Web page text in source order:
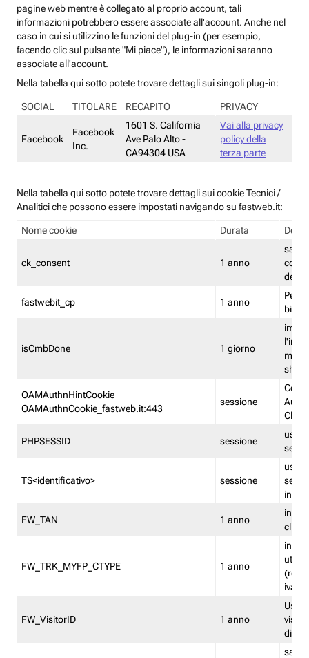
pagine web mentre è collegato al proprio account, tali
informazioni potrebbero essere associate all'account. Anche nel
caso in cui si utilizzino le funzioni del plug-in (per esempio,
facendo clic sul pulsante "Mi piace"), le informazioni saranno
associate all'account.
Nella tabella qui sotto potete trovare dettagli sui singoli plug-in:
SOCIAL TITOLARE RECAPITO PRIVACY
Facebook
Facebook
Inc.
1601 S. California
Ave Palo Alto -
CA94304 USA
Vai alla privacy
policy della
terza parte
Nella tabella qui sotto potete trovare dettagli sui cookie Tecnici /
Analitici che possono essere impostati navigando su fastweb.it:
Nome cookie Durata
ck_consent 1 anno
salva
dei
fastwebit_cp 1 anno
isCmbDone 1 giorno
shp
OAMAuthnHintCookie
OAMAuthnCookie_fastweb.it:443
sessione
PHPSESSID sessione
TS<identificativo> sessione
FW_TAN 1 anno
FW_TRK_MYFP_CTYPE 1 anno
iva/
FW_VisitorID 1 anno
salva